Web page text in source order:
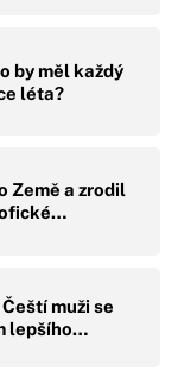
by měl každý
léta?
Země a zrodil
muži se
lepšího…